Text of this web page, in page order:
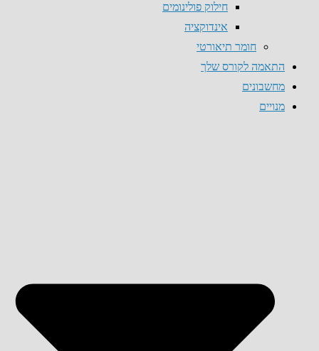
חילוק פולינומים
אינדוקציה
חומר תיאורטי
התאמה לקורס שלך
מחשבונים
מנויים